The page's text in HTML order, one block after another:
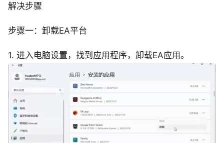
解决步骤
步骤一：卸载EA平台
1. 进入电脑设置，找到应用程序，卸载EA应用。